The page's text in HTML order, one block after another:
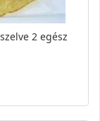
2 egész